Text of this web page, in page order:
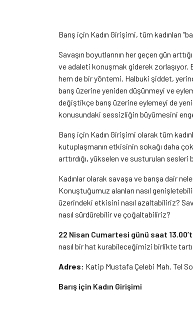
Barış için Kadın Girişimi, tüm kadınları
Savaşın boyutlarının her geçen gün
ve adaleti konuşmak giderek zorlaşıyor.
hem de bir yöntemi. Halbuki şiddet,
barış üzerine yeniden düşünmeyi ve
değiştikçe barış üzerine eylemeyi de
konusundaki sessizliğin büyümesini
Barış için Kadın Girişimi olarak tüm
kutuplaşmanın etkisinin sokağı daha
arttırdığı, yükselen ve susturulan
Kadınlar olarak savaşa ve barışa dair
Konuştuğumuz alanları nasıl
üzerindeki etkisini nasıl azaltabiliriz?
nasıl sürdürebilir ve çoğaltabiliriz?
22 Nisan Cumartesi günü saat
nasıl bir hat kurabileceğimizi birlikte
Adres: Katip Mustafa Çelebi Mah. Tel
Barış için Kadın Girişimi